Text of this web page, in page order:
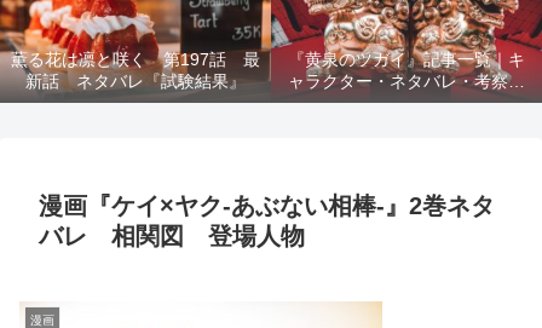
薫る花は凛と咲く 第197話 最
新話 ネタバレ『試験結果』
『黄泉のツガイ』記事一覧｜キ
ャラクター・ネタバレ・考察・
死亡キャラまとめ【完全ガイ
漫画『ケイ×ヤク‐あぶない相棒‐』2巻ネタ
バレ 相関図 登場人物
漫画